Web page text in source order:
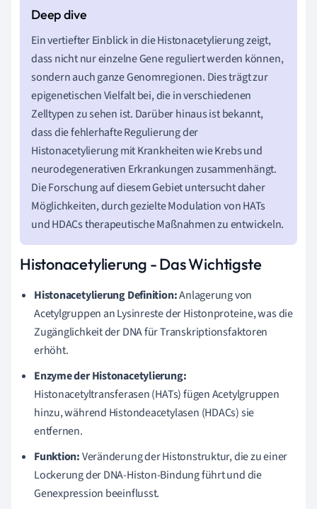
Ein vertiefter Einblick in die Histonacetylierung zeigt,
dass nicht nur einzelne Gene reguliert werden können,
sondern auch ganze Genomregionen. Dies trägt zur
epigenetischen Vielfalt bei, die in verschiedenen
Zelltypen zu sehen ist. Darüber hinaus ist bekannt,
dass die fehlerhafte Regulierung der
Histonacetylierung mit Krankheiten wie Krebs und
neurodegenerativen Erkrankungen zusammenhängt.
Die Forschung auf diesem Gebiet untersucht daher
Möglichkeiten, durch gezielte Modulation von HATs
und HDACs therapeutische Maßnahmen zu entwickeln.
Histonacetylierung - Das Wichtigste
Histonacetylierung Definition:Anlagerung von
Acetylgruppen an Lysinreste der Histonproteine, was die
Zugänglichkeit der DNA für Transkriptionsfaktoren
erhöht.
Enzyme der Histonacetylierung:
Histonacetyltransferasen (HATs) fügen Acetylgruppen
hinzu, während Histondeacetylasen (HDACs) sie
entfernen.
Funktion:Veränderung der Histonstruktur, die zu einer
Lockerung der DNA-Histon-Bindung führt und die
Genexpression beeinflusst.